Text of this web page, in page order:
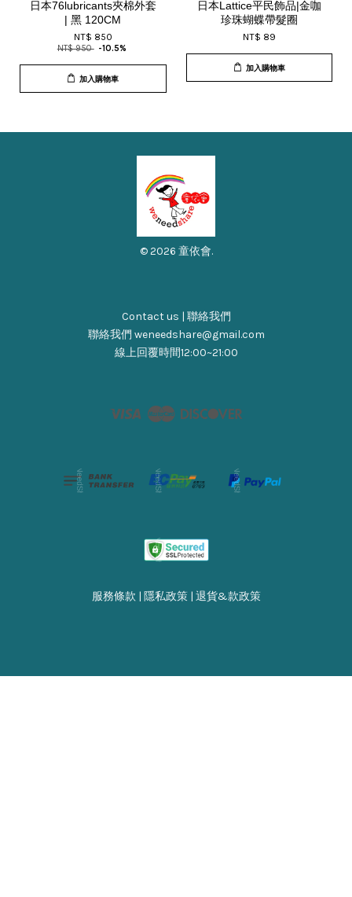
日本76lubricants夾棉外套
| 黑 120CM
NT$ 850
NT$ 950 -10.5%
加入購物車
日本Lattice平民飾品|金咖
珍珠蝴蝶帶髮圈
NT$ 89
加入購物車
© 2026 童依會.
Contact us | 聯絡我們
聯絡我們 weneedshare@gmail.com
線上回覆時間12:00~21:00
Visa Master
服務條款 | 隱私政策| 退貨&款政策